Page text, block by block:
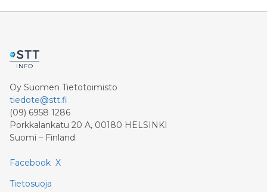
Oy Suomen Tietotoimisto
tiedote@stt.fi
(09) 6958 1286
Porkkalankatu 20 A, 00180 HELSINKI
Suomi – Finland
Facebook X
Tietosuoja